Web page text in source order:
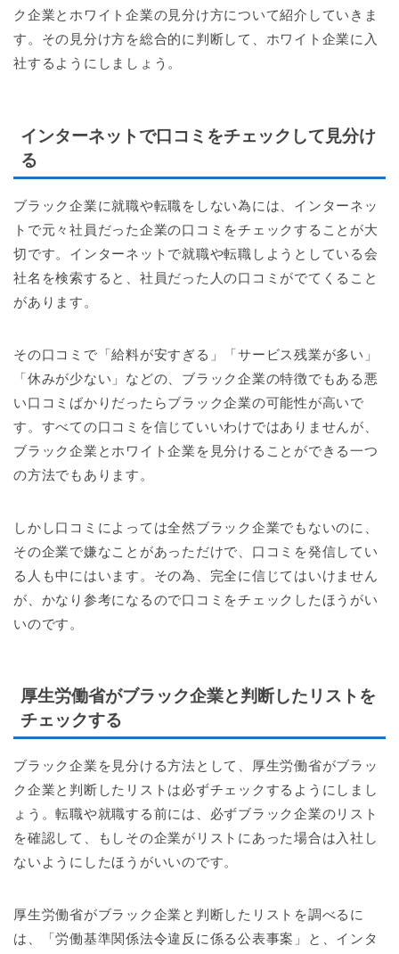
ク企業とホワイト企業の見分け方について紹介していきま
す。その見分け方を総合的に判断して、ホワイト企業に入
社するようにしましょう。
インターネットで口コミをチェックして見分け
る
ブラック企業に就職や転職をしない為には、インターネッ
トで元々社員だった企業の口コミをチェックすることが大
切です。インターネットで就職や転職しようとしている会
社名を検索すると、社員だった人の口コミがでてくること
があります。
その口コミで「給料が安すぎる」「サービス残業が多い」
「休みが少ない」などの、ブラック企業の特徴でもある悪
い口コミばかりだったらブラック企業の可能性が高いで
す。すべての口コミを信じていいわけではありませんが、
ブラック企業とホワイト企業を見分けることができる一つ
の方法でもあります。
しかし口コミによっては全然ブラック企業でもないのに、
その企業で嫌なことがあっただけで、口コミを発信してい
る人も中にはいます。その為、完全に信じてはいけません
が、かなり参考になるので口コミをチェックしたほうがい
いのです。
厚生労働省がブラック企業と判断したリストを
チェックする
ブラック企業を見分ける方法として、厚生労働省がブラッ
ク企業と判断したリストは必ずチェックするようにしまし
ょう。転職や就職する前には、必ずブラック企業のリスト
を確認して、もしその企業がリストにあった場合は入社し
ないようにしたほうがいいのです。
厚生労働省がブラック企業と判断したリストを調べるに
は、「労働基準関係法令違反に係る公表事案」と、インタ